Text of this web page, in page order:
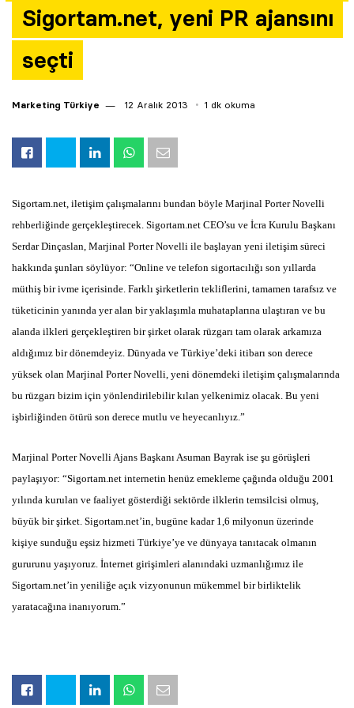
Sigortam.net, yeni PR ajansını
seçti
Marketing Türkiye 12 Aralık 2013 1 dk okuma
Sigortam.net, iletişim çalışmalarını bundan böyle Marjinal Porter Novelli
rehberliğinde gerçekleştirecek.Sigortam.net CEO’su ve İcra Kurulu Başkanı
Serdar Dinçaslan, Marjinal Porter Novelli ile başlayan yeni iletişim süreci
hakkında şunları söylüyor: “Online ve telefon sigortacılığı son yıllarda
müthiş bir ivme içerisinde. Farklı şirketlerin tekliflerini, tamamen tarafsız ve
tüketicinin yanında yer alan bir yaklaşımla muhataplarına ulaştıran ve bu
alanda ilkleri gerçekleştiren bir şirket olarak rüzgarı tam olarak arkamıza
aldığımız bir dönemdeyiz. Dünyada ve Türkiye’deki itibarı son derece
yüksek olan Marjinal Porter Novelli, yeni dönemdeki iletişim çalışmalarında
bu rüzgarı bizim için yönlendirilebilir kılan yelkenimiz olacak. Bu yeni
işbirliğinden ötürü son derece mutlu ve heyecanlıyız.”
Marjinal Porter Novelli Ajans Başkanı Asuman Bayrak ise şu görüşleri
paylaşıyor: “Sigortam.net internetin henüz emekleme çağında olduğu 2001
yılında kurulan ve faaliyet gösterdiği sektörde ilklerin temsilcisi olmuş,
büyük bir şirket. Sigortam.net’in, bugüne kadar 1,6 milyonun üzerinde
kişiye sunduğu eşsiz hizmeti Türkiye’ye ve dünyaya tanıtacak olmanın
gururunu yaşıyoruz. İnternet girişimleri alanındaki uzmanlığımız ile
Sigortam.net’in yeniliğe açık vizyonunun mükemmel bir birliktelik
yaratacağına inanıyorum.”
Yazarlar
Araştırma